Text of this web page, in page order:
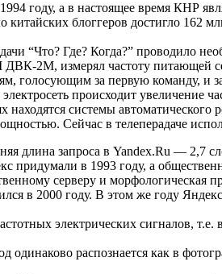
году, а в настоящее время КНР
блоггеров достигло 162
“Что? Где? Когда?” проводило
2М, измерял частоту питающей
голосующим за первую команду,
происходит увеличение
находятся системы
Сейчас в телеперадаче
длина запроса в Yandex.Ru — 2,7
придумали в 1993 году, а
серверу и морфологическая
в 2000 году. В этом же году
электрических сигналов, т.е.
распознается как в